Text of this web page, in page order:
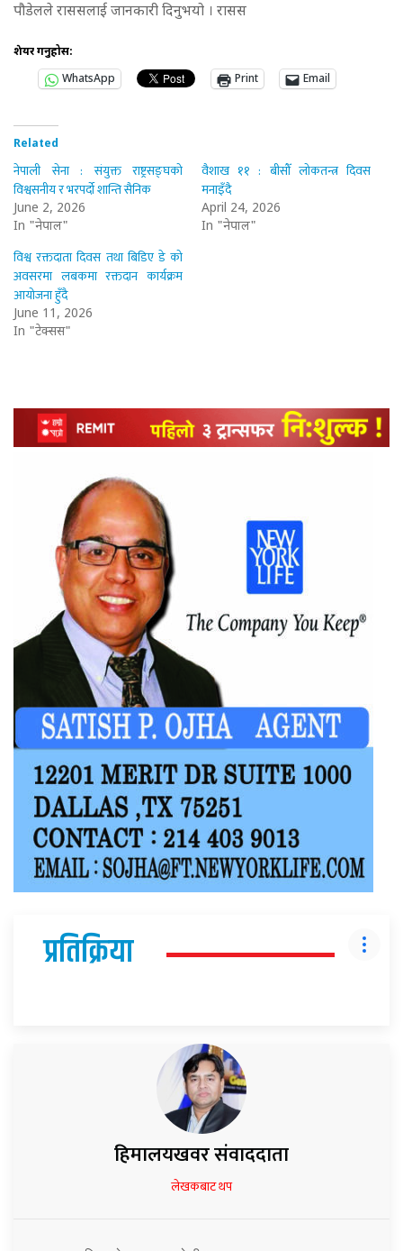
पौडेलले राससलाई जानकारी दिनुभयो । रासस
शेयर गर्नुहोस:
WhatsApp
Print Email
Related
नेपाली सेना : संयुक्त राष्ट्रसङ्घको
विश्वसनीय र भरपर्दो शान्ति सैनिक
June 2, 2026
In "नेपाल"
वैशाख ११ : बीसौँ लोकतन्त्र दिवस
मनाइँदै
April 24, 2026
In "नेपाल"
विश्व रक्तदाता दिवस तथा बिडिए डे को
अवसरमा लबकमा रक्तदान कार्यक्रम
आयोजना हुँदै
June 11, 2026
In "टेक्सस"
प्रतिक्रिया
हिमालयखवर संवाददाता
लेखकबाट थप